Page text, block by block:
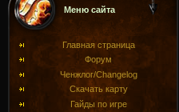
Меню сайта
Главная страница
Форум
Ченжлог/Changelog
Скачать карту
Гайды по игре